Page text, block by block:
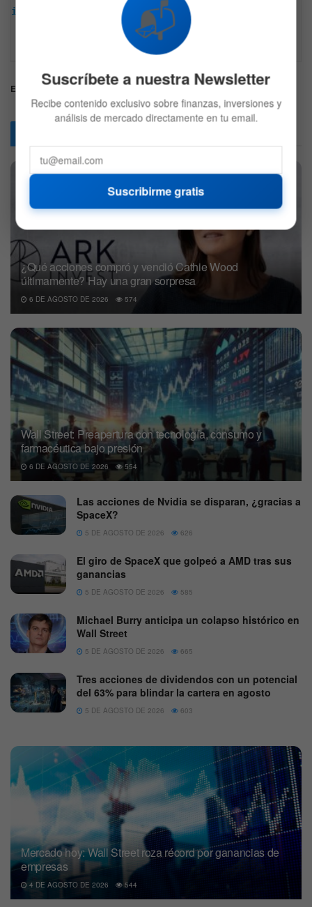
intención, esta no representa ninguna recomendación
de inversión y es solo para fines informativos.
Recuerda hacer siempre tu propia investigación.
Etiquetas: AutosEléctricos Mercados Nio
¿Qué acciones compró y vendió Cathie Wood
últimamente? Hay una gran sorpresa
6 DE AGOSTO DE 2026 574
Wall Street: Preapertura con tecnología, consumo y
farmacéutica bajo presión
6 DE AGOSTO DE 2026 554
Las acciones de Nvidia se disparan, ¿gracias a
SpaceX?
5 DE AGOSTO DE 2026 626
El giro de SpaceX que golpeó a AMD tras sus
ganancias
5 DE AGOSTO DE 2026 585
Michael Burry anticipa un colapso histórico en
Wall Street
5 DE AGOSTO DE 2026 665
Tres acciones de dividendos con un potencial
del 63% para blindar la cartera en agosto
5 DE AGOSTO DE 2026 603
Mercado hoy: Wall Street roza récord por ganancias de
empresas
4 DE AGOSTO DE 2026 544
📬
Suscríbete a nuestra Newsletter
Recibe contenido exclusivo sobre finanzas, inversiones y
análisis de mercado directamente en tu email.
Suscribirme gratis